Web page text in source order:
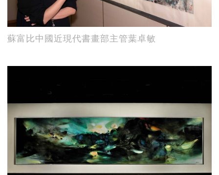
蘇富比中國近現代書畫部主管葉卓敏